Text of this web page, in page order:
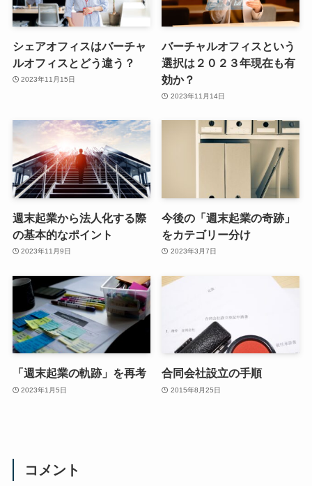
シェアオフィスはバーチャ
ルオフィスとどう違う？
2023年11月15日
バーチャルオフィスという
選択は２０２３年現在も有
効か？
2023年11月14日
週末起業から法人化する際
の基本的なポイント
2023年11月9日
今後の「週末起業の奇跡」
をカテゴリー分け
2023年3月7日
「週末起業の軌跡」を再考
2023年1月5日
合同会社設立の手順
2015年8月25日
コメント